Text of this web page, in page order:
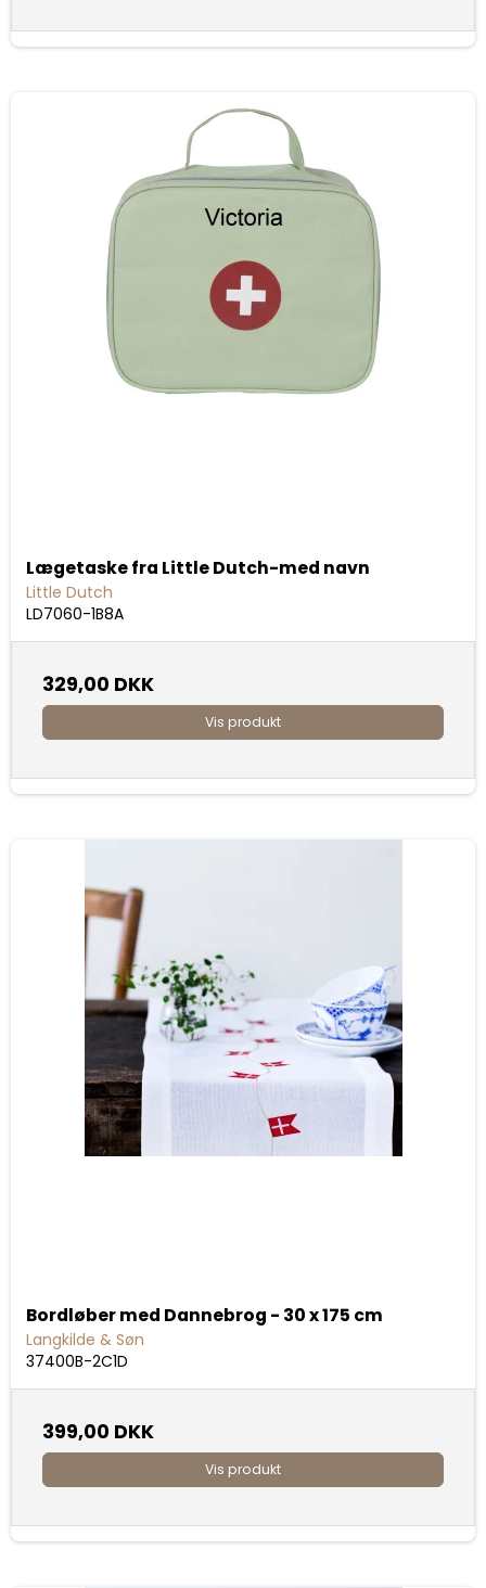
Lægetaske fra Little Dutch-med navn
Little Dutch
LD7060-1B8A
329,00 DKK
Vis produkt
Bordløber med Dannebrog - 30 x 175 cm
Langkilde & Søn
37400B-2C1D
399,00 DKK
Vis produkt